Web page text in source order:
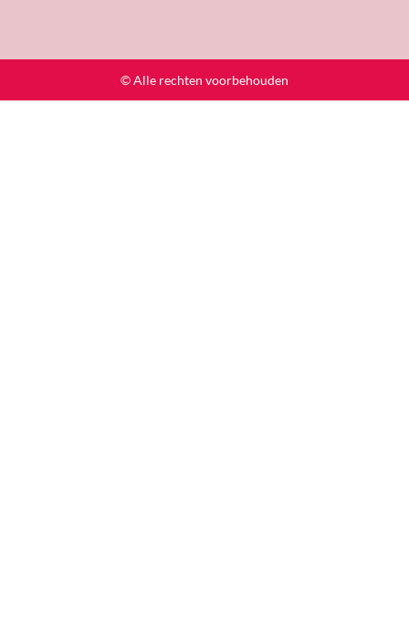
© Alle rechten voorbehouden